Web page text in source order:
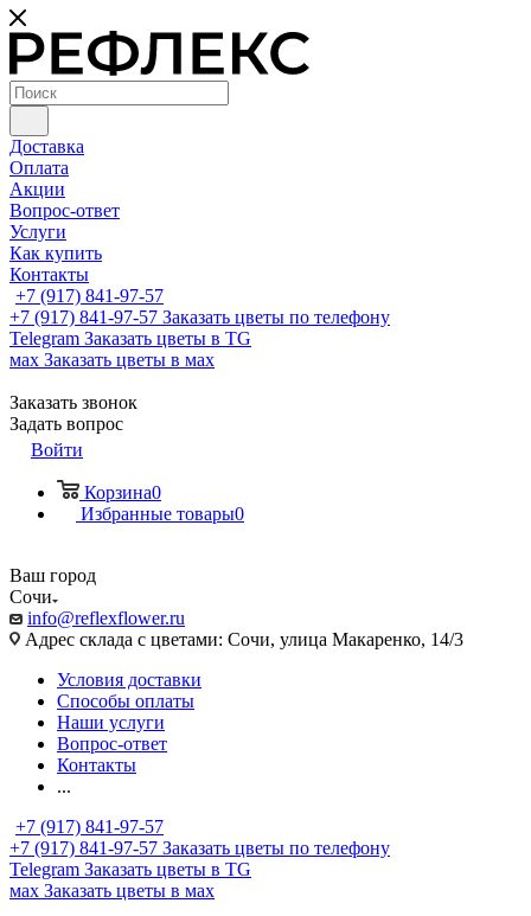
Доставка
Оплата
Акции
Вопрос-ответ
Услуги
Как купить
Контакты
+7 (917) 841-97-57
+7 (917) 841-97-57 Заказать цветы по телефону
Telegram Заказать цветы в TG
мах Заказать цветы в мах
Заказать звонок
Задать вопрос
Войти
Корзина0
Избранные товары0
Ваш город
Сочи
info@reflexflower.ru
Адрес склада с цветами: Сочи, улица Макаренко, 14/3
Условия доставки
Способы оплаты
Наши услуги
Вопрос-ответ
Контакты
...
+7 (917) 841-97-57
+7 (917) 841-97-57 Заказать цветы по телефону
Telegram Заказать цветы в TG
мах Заказать цветы в мах